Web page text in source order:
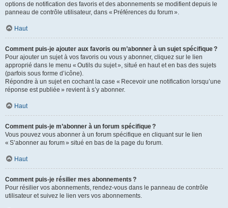
options de notification des favoris et des abonnements se modifient depuis le
panneau de contrôle utilisateur, dans « Préférences du forum ».
Haut
Comment puis-je ajouter aux favoris ou m’abonner à un sujet spécifique ?
Pour ajouter un sujet à vos favoris ou vous y abonner, cliquez sur le lien
approprié dans le menu « Outils du sujet », situé en haut et en bas des sujets
(parfois sous forme d’icône).
Répondre à un sujet en cochant la case « Recevoir une notification lorsqu’une
réponse est publiée » revient à s’y abonner.
Haut
Comment puis-je m’abonner à un forum spécifique ?
Vous pouvez vous abonner à un forum spécifique en cliquant sur le lien
« S’abonner au forum » situé en bas de la page du forum.
Haut
Comment puis-je résilier mes abonnements ?
Pour résilier vos abonnements, rendez-vous dans le panneau de contrôle
utilisateur et suivez le lien vers vos abonnements.